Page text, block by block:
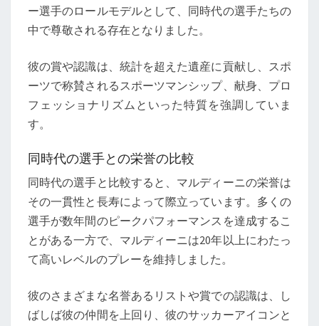
ー選手のロールモデルとして、同時代の選手たちの
中で尊敬される存在となりました。
彼の賞や認識は、統計を超えた遺産に貢献し、スポ
ーツで称賛されるスポーツマンシップ、献身、プロ
フェッショナリズムといった特質を強調していま
す。
同時代の選手との栄誉の比較
同時代の選手と比較すると、マルディーニの栄誉は
その一貫性と長寿によって際立っています。多くの
選手が数年間のピークパフォーマンスを達成するこ
とがある一方で、マルディーニは20年以上にわたっ
て高いレベルのプレーを維持しました。
彼のさまざまな名誉あるリストや賞での認識は、し
ばしば彼の仲間を上回り、彼のサッカーアイコンと